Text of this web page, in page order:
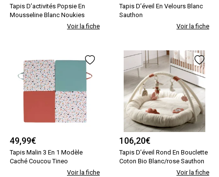
Tapis D’activités Popsie En
Mousseline Blanc Noukies
Voir la fiche
Tapis D’éveil En Velours Blanc
Sauthon
Voir la fiche
49,99€
Tapis Malin 3 En 1 Modèle
Caché Coucou Tineo
Voir la fiche
106,20€
Tapis D’éveil Rond En Bouclette
Coton Bio Blanc/rose Sauthon
Voir la fiche